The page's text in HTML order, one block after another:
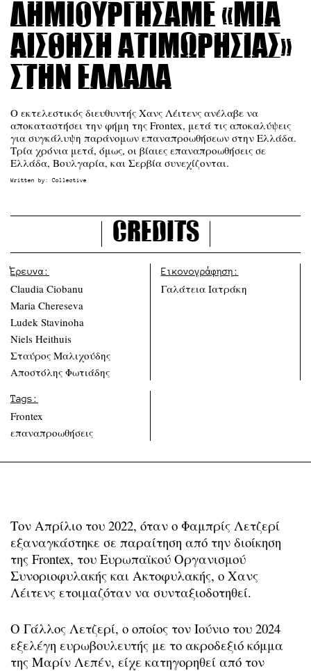
Δημιουργήσαμε «μια
αίσθηση ατιμωρησίας»
στην Ελλάδα
Ο εκτελεστικός διευθυντής Χανς Λέιτενς ανέλαβε να
αποκαταστήσει την φήμη της Frontex, μετά τις αποκαλύψεις
για συγκάλυψη παράνομων επαναπροωθήσεων στην Ελλάδα.
Τρία χρόνια μετά, όμως, οι βίαιες επαναπροωθήσεις σε
Ελλάδα, Βουλγαρία, και Σερβία συνεχίζονται.
Written by: Collective
Credits
Έρευνα:
Claudia Ciobanu
Maria Chereseva
Ludek Stavinoha
Niels Heithuis
Σταύρος Μαλιχούδης
Αποστόλης Φωτιάδης
Εικονογράφηση:
Γαλάτεια Ιατράκη
Tags:
Frontex
επαναπροωθήσεις
Τον Απρίλιο του 2022, όταν ο Φαμπρίς Λετζερί
εξαναγκάστηκε σε παραίτηση από την διοίκηση
της Frontex, του Ευρωπαϊκού Οργανισμού
Συνοριοφυλακής και Ακτοφυλακής, ο Χανς
Λέιτενς ετοιμαζόταν να συνταξιοδοτηθεί.
Ο Γάλλος Λετζερί, o οποίος τον Ιούνιο του 2024
εξελέγη ευρωβουλευτής με το ακροδεξιό κόμμα
της Μαρίν Λεπέν, είχε κατηγορηθεί από τον